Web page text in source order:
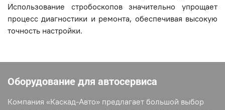
Использование стробоскопов значительно упрощает
процесс диагностики и ремонта, обеспечивая высокую
точность настройки.
Оборудование для автосервиса
Компания «Каскад-Авто» предлагает большой выбор